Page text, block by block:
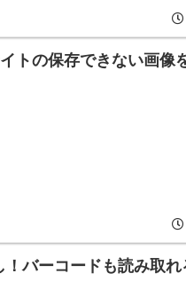
トの保存できない画像
バーコードも読み取れ